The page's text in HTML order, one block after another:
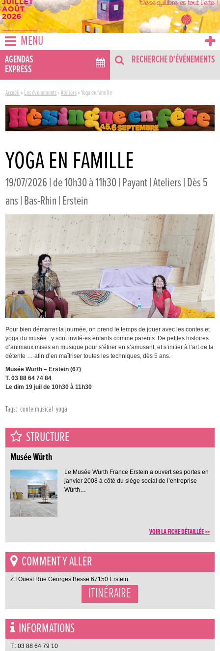
MENU
AGENDAS
EXPRESS
RECHERCHE D'ÉVÉNEMENTS
Accueil » Les évènements»Ateliers»Yoga en famille
YOGA EN FAMILLE
19/07/2026 | de 10h30 à 11h30 | Payant | Ateliers | Dès 5
ans | Bas-Rhin | Erstein
Pour bien démarrer la journée, on prend le temps de jouer avec les contes et
yoga du musée : y sont invité·es enfants comme parents. De petites histoires
d’animaux mises en musique pour s’étirer en s’amusant, et s’initier à l’art de la
détente … afin d’en maîtriser toutes les techniques, dès 5 ans.
Musée Wurth – Erstein (67)
T. 03 88 64 74 84
Le dim 19 juil de 10h30 à 11h30
Tags: conte musical yoga
STRUCTURE
Musée Würth
Le Musée Würth France Erstein a ouvert ses portes en
janvier 2008 à côté du siège social de l’entreprise
Würth…
VOIR LA FICHE DÉTAILLÉE >>
COMMENT Y ALLER
Z.I Ouest Rue Georges Besse 67150 Erstein
ITINÉRAIRE
INFORMATIONS
T.: 03 88 64 79 10